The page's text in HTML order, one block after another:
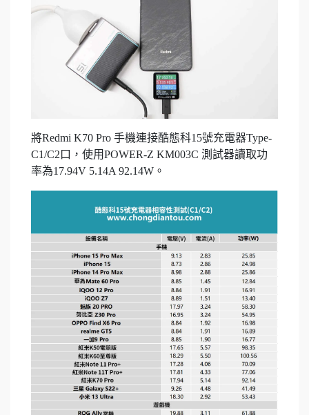
將Redmi K70 Pro 手機連接酷態科15號充電器Type-
C1/C2口，使用POWER-Z KM003C 測試器讀取功
率為17.94V 5.14A 92.14W。